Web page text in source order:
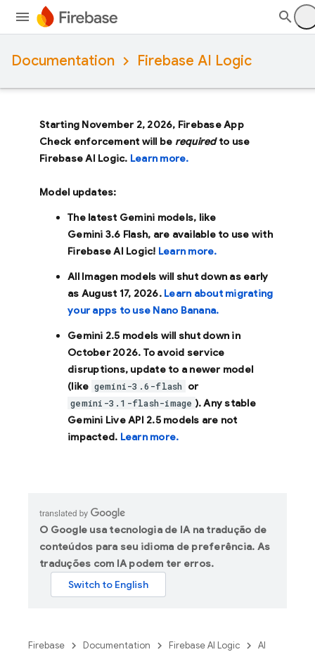
Documentation Firebase AI Logic
Starting November 2, 2026, Firebase App
Check enforcement will be requiredto use
Firebase AI Logic. Learn more.
Model updates:
The latest Gemini models, like
Gemini 3.6 Flash, are available to use with
Firebase AI Logic! Learn more.
All Imagen models will shut down as early
as August 17, 2026. Learn about migrating
your apps to use Nano Banana.
Gemini 2.5 models will shut down in
October 2026. To avoid service
disruptions, update to a newer model
(like gemini-3.6-flash or
gemini-3.1-flash-image ). Any stable
Gemini Live API 2.5 models are not
impacted. Learn more.
O Google usa tecnologia de IA na tradução de
conteúdos para seu idioma de preferência. As
traduções com IA podem ter erros.
Firebase Documentation Firebase AI Logic AI